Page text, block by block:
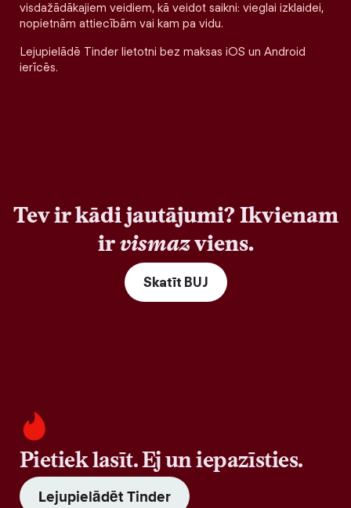
visdažādākajiem veidiem, kā veidot saikni: vieglai izklaidei,
nopietnām attiecībām vai kam pa vidu.
Lejupielādē Tinder lietotni bez maksas iOS un Android
ierīcēs.
Tev ir kādi jautājumi? Ikvienam
irvismazviens.
Skatīt BUJ
Pietiek lasīt. Ej un iepazīsties.
Lejupielādēt Tinder